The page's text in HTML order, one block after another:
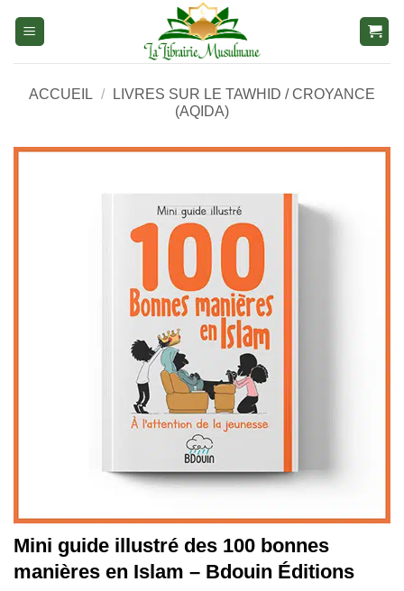
ACCUEIL /
LIVRES SUR LE TAWHID / CROYANCE
(AQIDA)
Mini guide illustré des 100 bonnes
manières en Islam – Bdouin Éditions